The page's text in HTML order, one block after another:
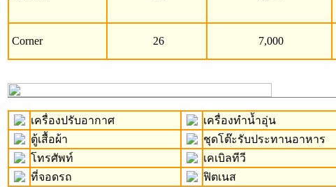
Corner 26 7,000
เครื่องปรับอากาศ เครื่องทำน้ำอุ่น
ตู้เสื้อผ้า
ชุดโต๊ะรับประทานอาหาร
โทรศัพท์
เคเบิลทีวี
ที่จอดรถ
ฟิตเนส